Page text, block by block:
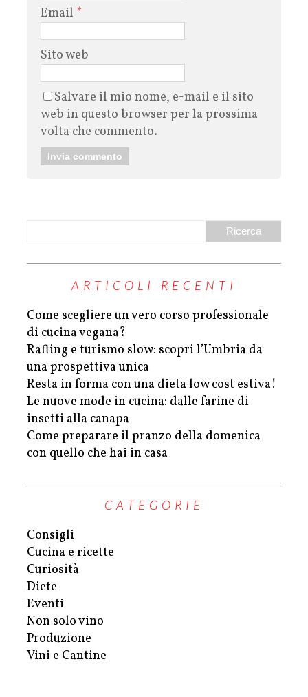
Email *
Sito web
Salvare il mio nome, e-mail e il sito
web in questo browser per la prossima
volta che commento.
ARTICOLI RECENTI
Come scegliere un vero corso professionale
di cucina vegana?
Rafting e turismo slow: scopri l’Umbria da
una prospettiva unica
Resta in forma con una dieta low cost estiva!
Le nuove mode in cucina: dalle farine di
insetti alla canapa
Come preparare il pranzo della domenica
con quello che hai in casa
CATEGORIE
Consigli
Cucina e ricette
Curiosità
Diete
Eventi
Non solo vino
Produzione
Vini e Cantine